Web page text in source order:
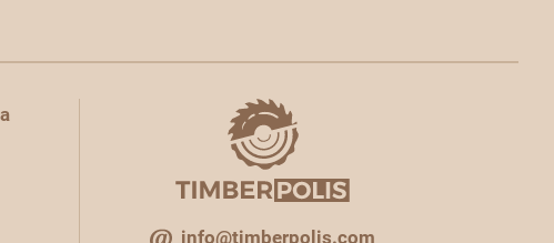
info@timberpolis.com